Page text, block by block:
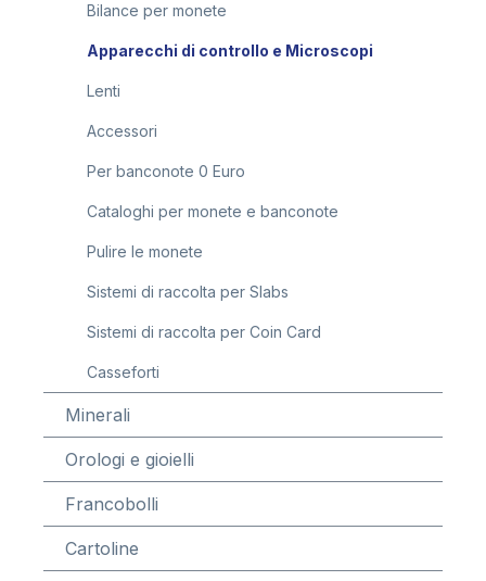
Bilance per monete
Apparecchi di controllo e Microscopi
Lenti
Accessori
Per banconote 0 Euro
Cataloghi per monete e banconote
Pulire le monete
Sistemi di raccolta per Slabs
Sistemi di raccolta per Coin Card
Casseforti
Minerali
Orologi e gioielli
Francobolli
Cartoline